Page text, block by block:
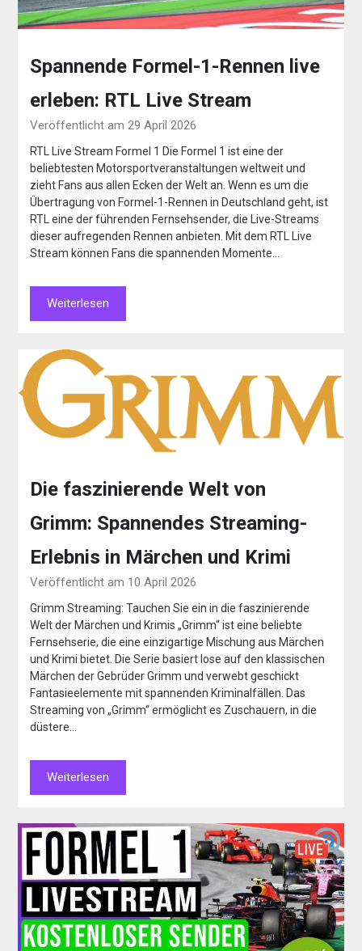
Spannende Formel-1-Rennen live
erleben: RTL Live Stream
Veröffentlicht am 29 April 2026
RTL Live Stream Formel 1 Die Formel 1 ist eine der
beliebtesten Motorsportveranstaltungen weltweit und
zieht Fans aus allen Ecken der Welt an. Wenn es um die
Übertragung von Formel-1-Rennen in Deutschland geht, ist
RTL eine der führenden Fernsehsender, die Live-Streams
dieser aufregenden Rennen anbieten. Mit dem RTL Live
Stream können Fans die spannenden Momente…
Weiterlesen
Die faszinierende Welt von
Grimm: Spannendes Streaming-
Erlebnis in Märchen und Krimi
Veröffentlicht am 10 April 2026
Grimm Streaming: Tauchen Sie ein in die faszinierende
Welt der Märchen und Krimis „Grimm“ ist eine beliebte
Fernsehserie, die eine einzigartige Mischung aus Märchen
und Krimi bietet. Die Serie basiert lose auf den klassischen
Märchen der Gebrüder Grimm und verwebt geschickt
Fantasieelemente mit spannenden Kriminalfällen. Das
Streaming von „Grimm“ ermöglicht es Zuschauern, in die
düstere…
Weiterlesen